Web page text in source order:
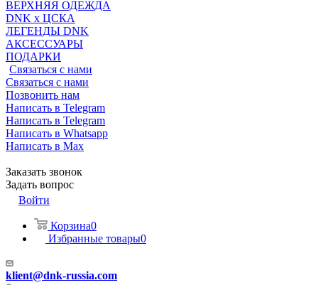
ВЕРХНЯЯ ОДЕЖДА
DNK x ЦСКА
ЛЕГЕНДЫ DNK
АКСЕССУАРЫ
ПОДАРКИ
Связаться с нами
Связаться с нами
Позвонить нам
Написать в Telegram
Написать в Telegram
Написать в Whatsapp
Написать в Max
Заказать звонок
Задать вопрос
Войти
Корзина0
Избранные товары0
klient@dnk-russia.com